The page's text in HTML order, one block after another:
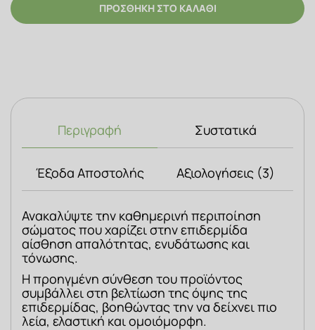
ΠΡΟΣΘΗΚΗ ΣΤΟ ΚΑΛΑΘΙ
Περιγραφή Συστατικά
Έξοδα Αποστολής Αξιολογήσεις (3)
Ανακαλύψτε την καθημερινή περιποίηση
σώματος που χαρίζει στην επιδερμίδα
αίσθηση απαλότητας, ενυδάτωσης και
τόνωσης.
Η προηγμένη σύνθεση του προϊόντος
συμβάλλει στη βελτίωση της όψης της
επιδερμίδας, βοηθώντας την να δείχνει πιο
λεία, ελαστική και ομοιόμορφη.